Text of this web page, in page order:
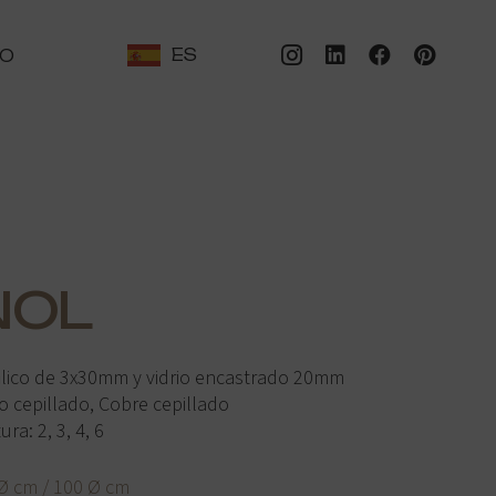
ES
de 3x30mm y vidrio encastrado 20mm
cepillado, Cobre cepillado
2, 3, 4, 6
cm / 100 Ø cm